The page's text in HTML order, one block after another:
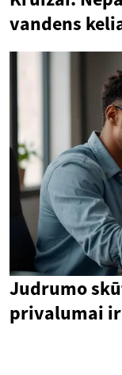
vandens
Judrumo
privalumai